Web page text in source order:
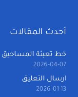
أحدث المقالات
خط تعبئة المساحيق
2026-04-07
ارسال التعليق
2026-01-13